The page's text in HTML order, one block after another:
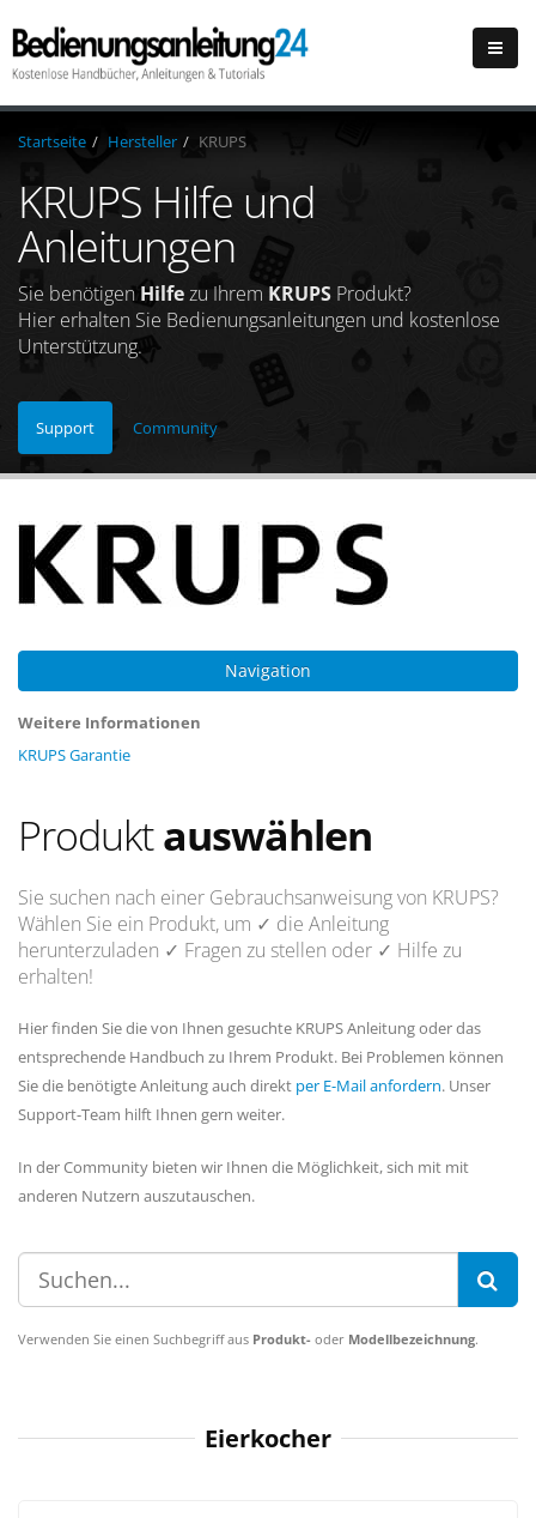
Startseite Hersteller KRUPS
KRUPS Hilfe und
Anleitungen
Sie benötigen Hilfezu Ihrem KRUPS Produkt?
Hier erhalten Sie Bedienungsanleitungen und kostenlose
Unterstützung.
Support Community
Navigation
Weitere Informationen
KRUPS Garantie
Produktauswählen
Sie suchen nach einer Gebrauchsanweisung von KRUPS?
Wählen Sie ein Produkt, um ✓ die Anleitung
herunterzuladen ✓ Fragen zu stellen oder ✓ Hilfe zu
erhalten!
Hier finden Sie die von Ihnen gesuchte KRUPS Anleitung oder das
entsprechende Handbuch zu Ihrem Produkt. Bei Problemen können
Sie die benötigte Anleitung auch direkt per E-Mail anfordern. Unser
Support-Team hilft Ihnen gern weiter.
In der Community bieten wir Ihnen die Möglichkeit, sich mit mit
anderen Nutzern auszutauschen.
Verwenden Sie einen Suchbegriff aus Produkt- oder Modellbezeichnung.
Eierkocher